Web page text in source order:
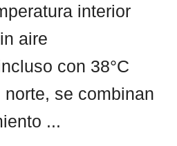
interior
aire
con 38°C
se combinan
...